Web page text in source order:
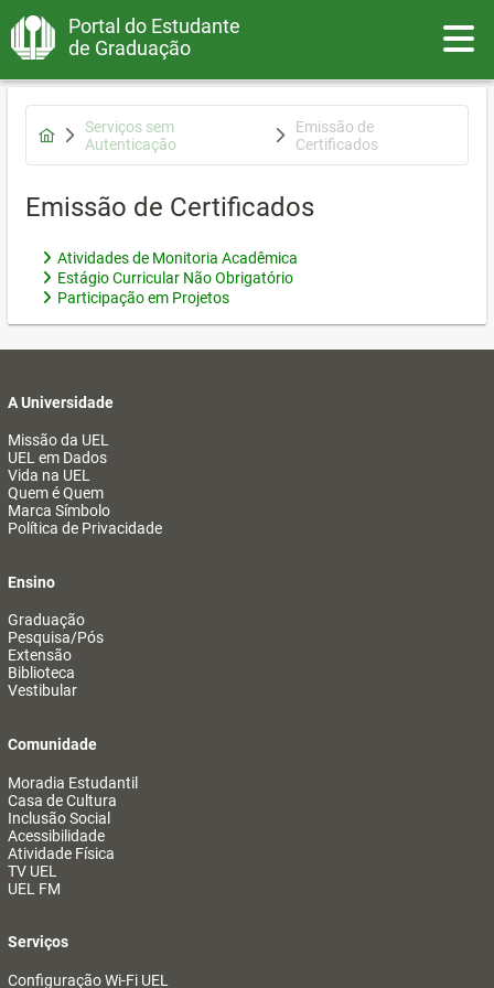
Portal do Estudante
de Graduação
Serviços sem
Autenticação
Emissão de
Certificados
Emissão de Certificados
Atividades de Monitoria Acadêmica
Estágio Curricular Não Obrigatório
Participação em Projetos
A Universidade
Missão da UEL
UEL em Dados
Vida na UEL
Quem é Quem
Marca Símbolo
Política de Privacidade
Ensino
Graduação
Pesquisa/Pós
Extensão
Biblioteca
Vestibular
Comunidade
Moradia Estudantil
Casa de Cultura
Inclusão Social
Acessibilidade
Atividade Física
TV UEL
UEL FM
Serviços
Configuração Wi-Fi UEL